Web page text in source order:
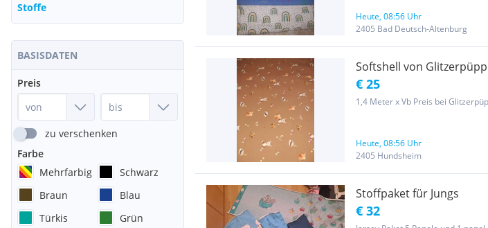
Stoffe
BASISDATEN
Preis
zu verschenken
Farbe
Mehrfarbig
Schwarz
Braun
Blau
Türkis
Grün
Heute, 08:56 Uhr
2405 Bad Deutsch-Altenburg
Softshell von
€ 25
1,4 Meter x Vb Preis bei
Heute, 08:56 Uhr
2405 Hundsheim
Stoffpaket für Jungs
€ 32